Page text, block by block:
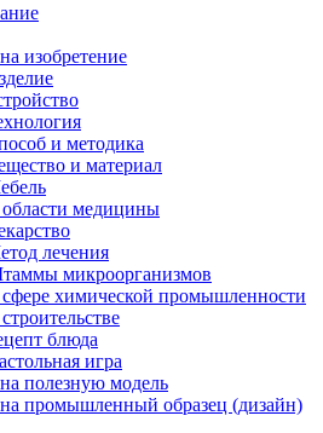
изобретение
и методика
и материал
медицины
лечения
микроорганизмов
химической промышленности
блюда
игра
полезную модель
промышленный образец (дизайн)